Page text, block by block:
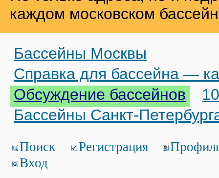
каждом московском
Бассейны Москвы
Справка для бассейна —
Обсуждение бассейнов
Бассейны Санкт-
Поиск Регистрация
Вход